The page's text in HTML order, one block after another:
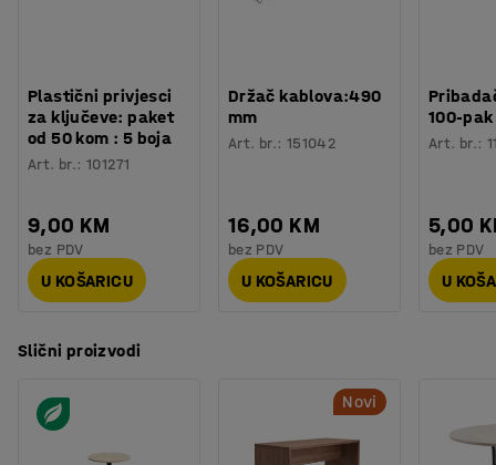
okruženja kao što su saloni, recepcije i uredi.
Montaža: Dolazi nesastavljeno
Testirano: EN 15372
Kvaliteta - Eko oznaka
Plastični privjesci
za ključeve: paket
od 50 kom : 5 boja
Art. br.:101271
9,00 KM
bez PDV
U KOŠARICU
Držač kablova:490
mm
Art. br.: 151042
16,00 KM
bez PDV
U KOŠARICU
100-pak
Art. br.:
5,00
bez PDV
U
Slični proizvodi
Novi